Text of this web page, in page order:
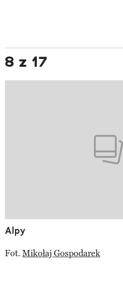
8 z 17
Alpy
Fot. Mikołaj Gospodarek